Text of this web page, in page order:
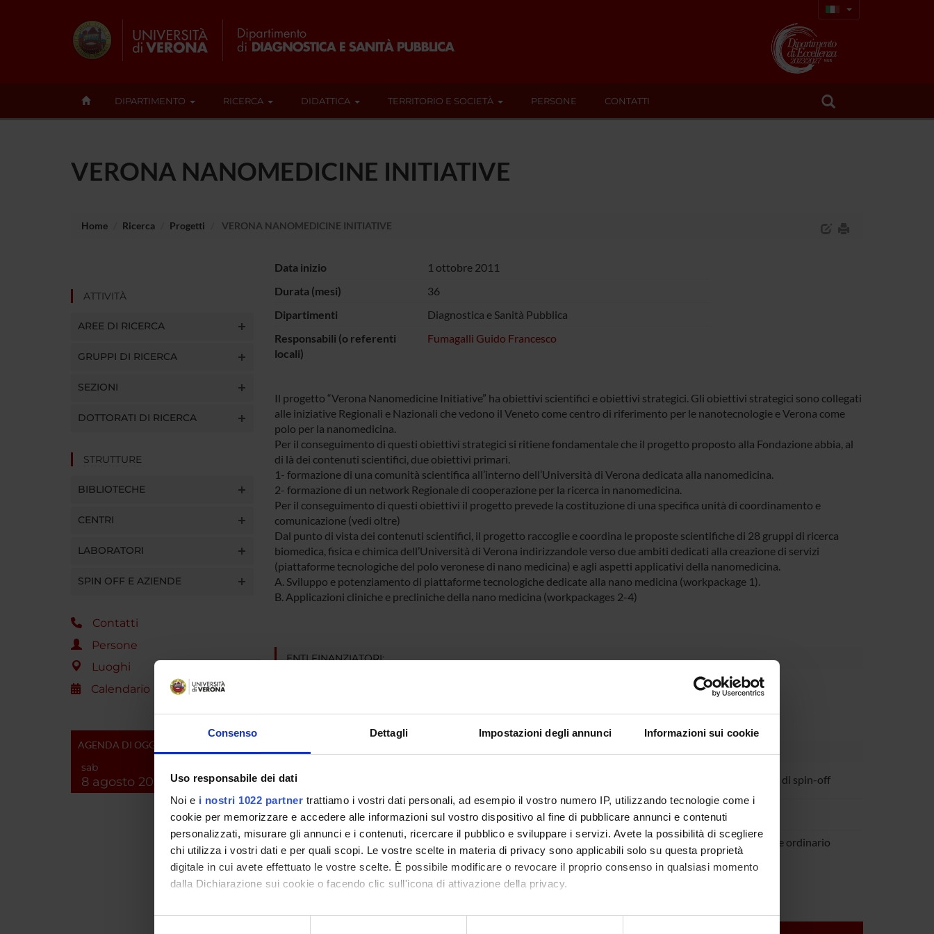
Consenso Dettagli Impostazioni degli annunci Informazioni sui cookie
Uso responsabile dei dati
Noi e i nostri 1022 partner trattiamo i vostri dati personali, ad esempio il vostro numero IP, utilizzando tecnologie come i
cookie per memorizzare e accedere alle informazioni sul vostro dispositivo al fine di pubblicare annunci e contenuti
personalizzati, misurare gli annunci e i contenuti, ricercare il pubblico e sviluppare i servizi. Avete la possibilità di scegliere
chi utilizza i vostri dati e per quali scopi. Le vostre scelte in materia di privacy sono applicabili solo su questa proprietà
digitale in cui avete effettuato le vostre scelte. È possibile modificare o revocare il proprio consenso in qualsiasi momento
dalla Dichiarazione sui cookie o facendo clic sull'icona di attivazione della privacy.
Con il tuo consenso, vorremmo anche:
DIPARTIMENTO RICERCA DIDATTICA TERRITORIO E SOCIETÀ PERSONE CONTATTI
VERONA NANOMEDICINE INITIATIVE
Home Ricerca Progetti VERONA NANOMEDICINE INITIATIVE
ATTIVITÀ
AREE DI RICERCA
GRUPPI DI RICERCA
SEZIONI
DOTTORATI DI RICERCA
STRUTTURE
BIBLIOTECHE
CENTRI
LABORATORI
SPIN OFF E AZIENDE
Contatti
Persone
Luoghi
Calendario
AGENDA DI OGGI
sab
8 agosto 2026
Data inizio
1 ottobre 2011
Durata (mesi)
36
Dipartimenti
Diagnostica e Sanità Pubblica
Responsabili (o referenti
locali)
Fumagalli Guido Francesco
Il progetto “Verona Nanomedicine Initiative” ha obiettivi scientifici e obiettivi strategici. Gli obiettivi strategici sono collegati
alle iniziative Regionali e Nazionali che vedono il Veneto come centro di riferimento per le nanotecnologie e Verona come
polo per la nanomedicina.
Per il conseguimento di questi obiettivi strategici si ritiene fondamentale che il progetto proposto alla Fondazione abbia, al
di là dei contenuti scientifici, due obiettivi primari.
1- formazione di una comunità scientifica all’interno dell’Università di Verona dedicata alla nanomedicina.
2- formazione di un network Regionale di cooperazione per la ricerca in nanomedicina.
Per il conseguimento di questi obiettivi il progetto prevede la costituzione di una specifica unità di coordinamento e
comunicazione (vedi oltre)
Dal punto di vista dei contenuti scientifici, il progetto raccoglie e coordina le proposte scientifiche di 28 gruppi di ricerca
biomedica, fisica e chimica dell’Università di Verona indirizzandole verso due ambiti dedicati alla creazione di servizi
(piattaforme tecnologiche del polo veronese di nano medicina) e agli aspetti applicativi della nanomedicina.
A. Sviluppo e potenziamento di piattaforme tecnologiche dedicate alla nano medicina (workpackage 1).
B. Applicazioni cliniche e precliniche della nano medicina (workpackages 2-4)
ENTI FINANZIATORI:
PARTECIPANTI AL PROGETTO
Marina Bentivoglio
Luciano Cominacini Cultore della materia
Anna Dalfini
Massimo Delledonne Professore ordinario
Personale di spin-off
Alessio Lorenzi
Andrea Sbarbati Professore ordinario